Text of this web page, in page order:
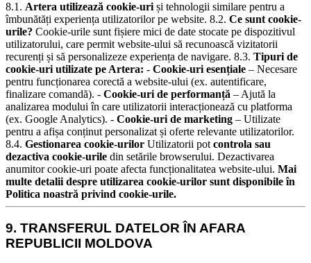
8.1. Artera utilizează cookie-uri și tehnologii similare pentru a
îmbunătăți experiența utilizatorilor pe website. 8.2. Ce sunt cookie-
urile? Cookie-urile sunt fișiere mici de date stocate pe dispozitivul
utilizatorului, care permit website-ului să recunoască vizitatorii
recurenți și să personalizeze experiența de navigare. 8.3. Tipuri de
cookie-uri utilizate pe Artera: - Cookie-uri esențiale – Necesare
pentru funcționarea corectă a website-ului (ex. autentificare,
finalizare comandă). - Cookie-uri de performanță – Ajută la
analizarea modului în care utilizatorii interacționează cu platforma
(ex. Google Analytics). - Cookie-uri de marketing – Utilizate
pentru a afișa conținut personalizat și oferte relevante utilizatorilor.
8.4. Gestionarea cookie-urilor Utilizatorii pot controla sau
dezactiva cookie-urile din setările browserului. Dezactivarea
anumitor cookie-uri poate afecta funcționalitatea website-ului. Mai
multe detalii despre utilizarea cookie-urilor sunt disponibile în
Politica noastră privind cookie-urile.
9. TRANSFERUL DATELOR ÎN AFARA
REPUBLICII MOLDOVA